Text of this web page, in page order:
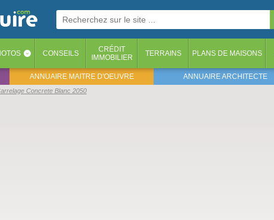
‹ CONSEILS
CRÉDIT
IMMOBILIER
TERRAINS PLANS DE MAISONS
ANNUAIRE MAITRE D'OEUVRE ANNUAIRE ARCHITECTE
Concrete Blanc 2050